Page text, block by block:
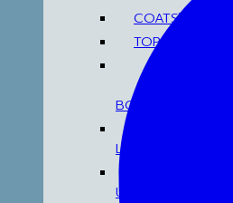
COATS
TOP
BOTTOM
LOOKS
UNDERWEAR